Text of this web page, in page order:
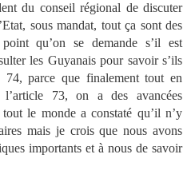
du conseil régional de discuter
sous mandat, tout ça sont des
qu’on se demande s’il est
les Guyanais pour savoir s’ils
parce que finalement tout en
73, on a des avancées
le monde a constaté qu’il n’y
mais je crois que nous avons
importants et à nous de savoir